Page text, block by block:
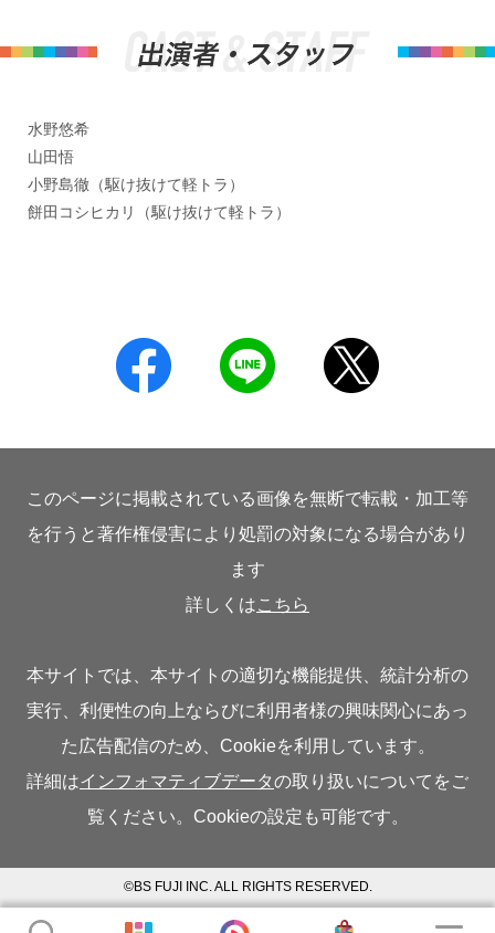
水野悠希
山田悟
小野島徹（駆け抜けて軽トラ）
餅田コシヒカリ（駆け抜けて軽トラ）
このページに掲載されている画像を無断で転載・加工等
を行うと著作権侵害により処罰の対象になる場合があり
ます
詳しくはこちら
本サイトでは、本サイトの適切な機能提供、統計分析の
実行、利便性の向上ならびに利用者様の興味関心にあっ
た広告配信のため、Cookieを利用しています。
詳細はインフォマティブデータの取り扱いについてをご
覧ください。Cookieの設定も可能です。
©BS FUJI INC. ALL RIGHTS RESERVED.